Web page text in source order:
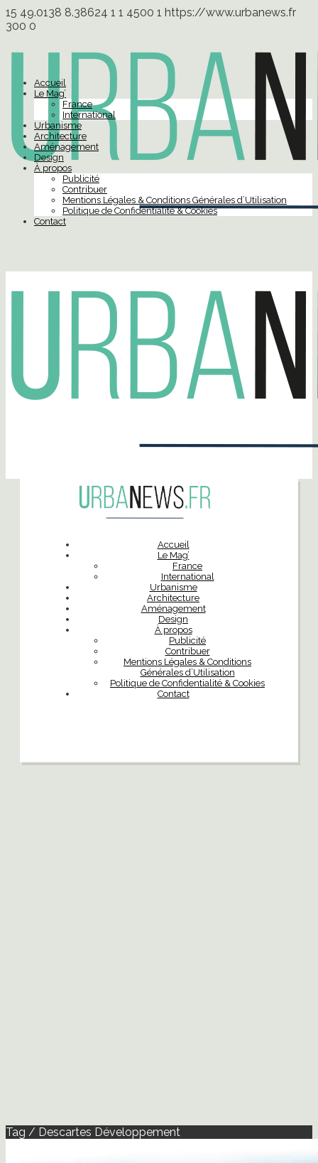
15 49.0138 8.38624 1 1 4500 1 https://www.urbanews.fr
300 0
Accueil
Le Mag’
France
International
Urbanisme
Architecture
Aménagement
Design
À propos
Publicité
Contribuer
Mentions Légales & Conditions Générales d’Utilisation
Politique de Confidentialité & Cookies
Contact
Accueil
Le Mag’
France
International
Urbanisme
Architecture
Aménagement
Design
À propos
Publicité
Contribuer
Mentions Légales & Conditions
Générales d’Utilisation
Politique de Confidentialité & Cookies
Contact
Tag / Descartes Développement